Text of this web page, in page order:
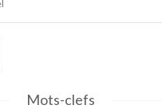
Mots-clefs